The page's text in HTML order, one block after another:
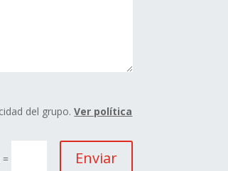
del grupo.Ver política
= Enviar